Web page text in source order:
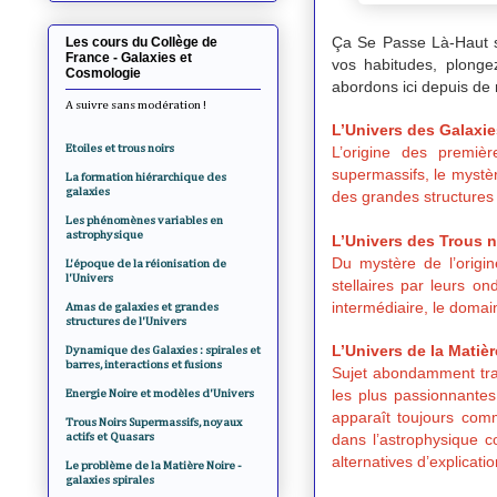
Ça Se Passe Là-Haut
vos habitudes,
abordons ici depuis de
L’Univers des
L’origine des
supermassifs, le
des grandes
L’Univers des Trous
Du mystère de
stellaires par leurs
intermédiaire, le
L’Univers de la
Sujet abondamment
les plus
apparaît toujours
dans l’astrophysique
alternatives
Les cours du Collège de
France - Galaxies et
Cosmologie
A suivre sans modération !
Etoiles et trous noirs
La formation hiérarchique des
galaxies
Les phénomènes variables en
astrophysique
L'époque de la réionisation de
l'Univers
Amas de galaxies et grandes
structures de l'Univers
Dynamique des Galaxies : spirales et
barres, interactions et fusions
Energie Noire et modèles d'Univers
Trous Noirs Supermassifs, noyaux
actifs et Quasars
Le problème de la Matière Noire -
galaxies spirales